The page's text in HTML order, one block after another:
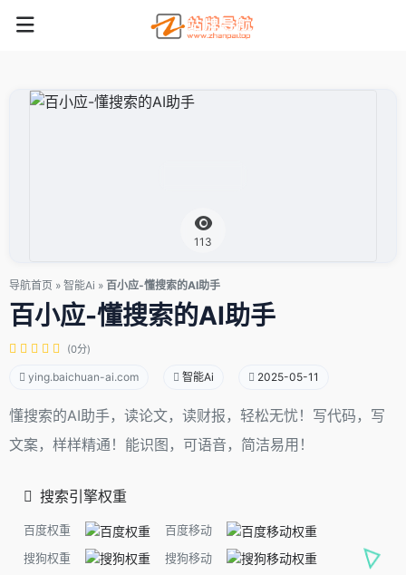
113
导航首页 » 智能Ai » 百小应-懂搜索的AI助手
百小应-懂搜索的AI助手
(0分)
ying.baichuan-ai.com 智能Ai 2025-05-11
懂搜索的AI助手，读论文，读财报，轻松无忧！写代码，写
文案，样样精通！能识图，可语音，简洁易用！
搜索引擎权重
百度权重
百度移动
搜狗权重
搜狗移动